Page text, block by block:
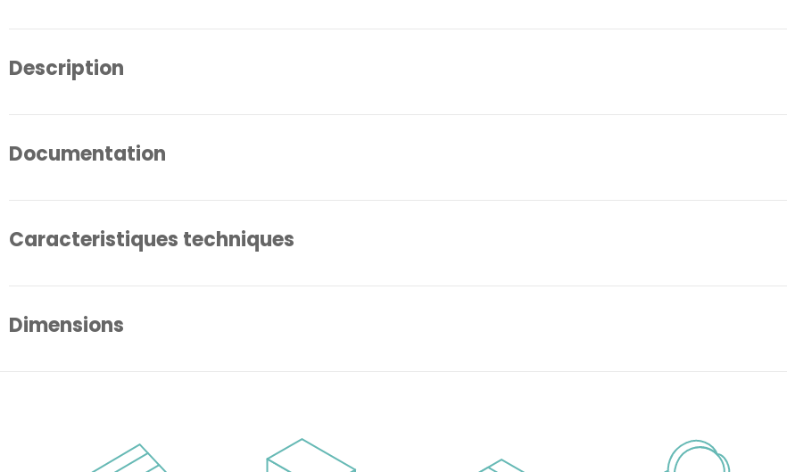
Description
Documentation
Caracteristiques techniques
Dimensions